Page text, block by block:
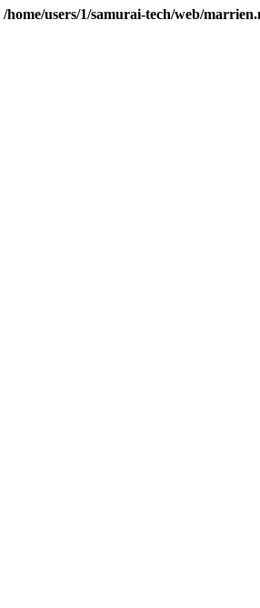
/home/users/1/samurai-tech/web/